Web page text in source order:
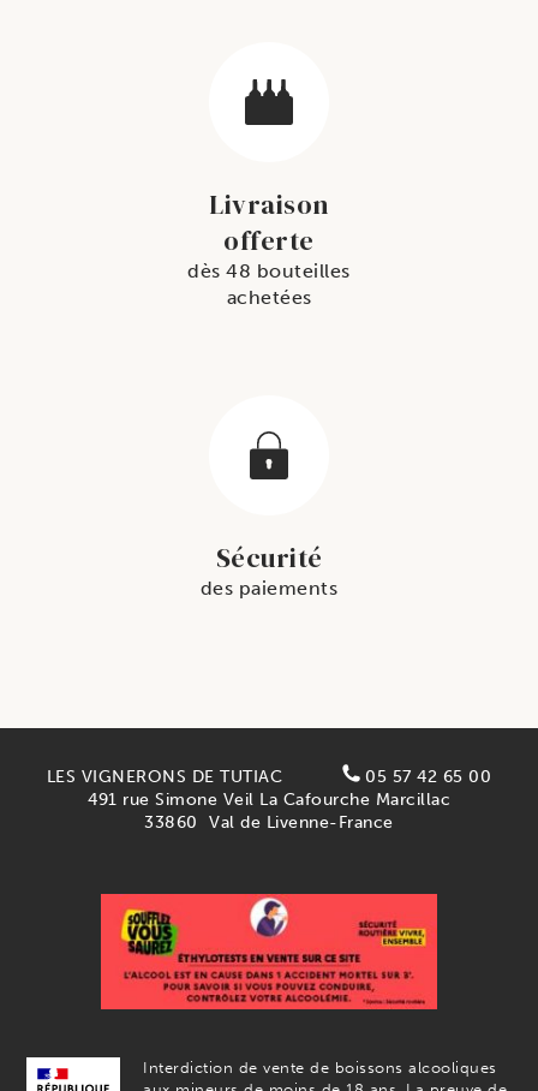
Livraison
offerte
dès 48 bouteilles
achetées
Sécurité
des paiements
LES VIGNERONS DE TUTIAC
05 57 42 65 00
491 rue Simone Veil La Cafourche Marcillac
33860
Val de Livenne-France
Interdiction de vente de boissons alcooliques